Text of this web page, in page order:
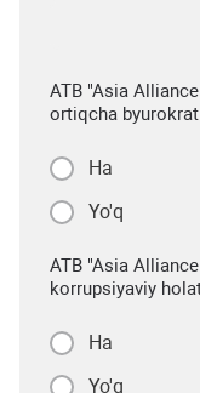
ATB "Asia
ortiqcha
Ha
Yo'q
ATB "Asia
korrupsiyaviy
Ha
Yo'q